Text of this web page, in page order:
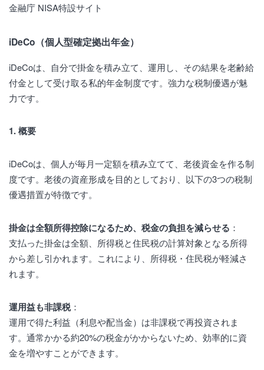
金融庁 NISA特設サイト
iDeCo（個人型確定拠出年金）
iDeCoは、自分で掛金を積み立て、運用し、その結果を老齢給
付金として受け取る私的年金制度です。強力な税制優遇が魅
力です。
1. 概要
iDeCoは、個人が毎月一定額を積み立てて、老後資金を作る制
度です。老後の資産形成を目的としており、以下の3つの税制
優遇措置が特徴です。
掛金は全額所得控除になるため、税金の負担を減らせる ：
支払った掛金は全額、所得税と住民税の計算対象となる所得
から差し引かれます。これにより、所得税・住民税が軽減さ
れます。
運用益も非課税：
運用で得た利益（利息や配当金）は非課税で再投資されま
す。通常かかる約20%の税金がかからないため、効率的に資
金を増やすことができます。